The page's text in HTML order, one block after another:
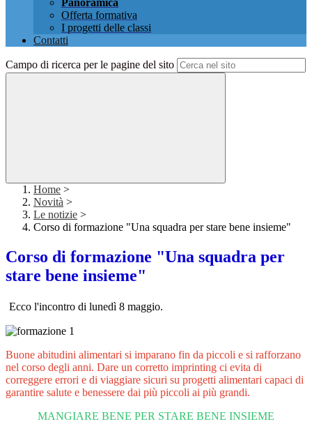
Panoramica
Offerta formativa
I progetti delle classi
Contatti
Campo di ricerca per le pagine del sito
Home >
Novità >
Le notizie >
Corso di formazione "Una squadra per stare bene insieme"
Corso di formazione "Una squadra per
stare bene insieme"
Ecco l'incontro di lunedì 8 maggio.
Buone abitudini alimentari si imparano fin da piccoli e si rafforzano
nel corso degli anni. Dare un corretto imprinting ci evita di
correggere errori e di viaggiare sicuri su progetti alimentari capaci di
garantire salute e benessere dai più piccoli ai più grandi.
MANGIARE BENE PER STARE BENE INSIEME